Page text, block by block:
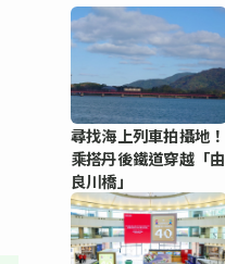
尋找海上列車拍攝地！
乘搭丹後鐵道穿越「由
良川橋」